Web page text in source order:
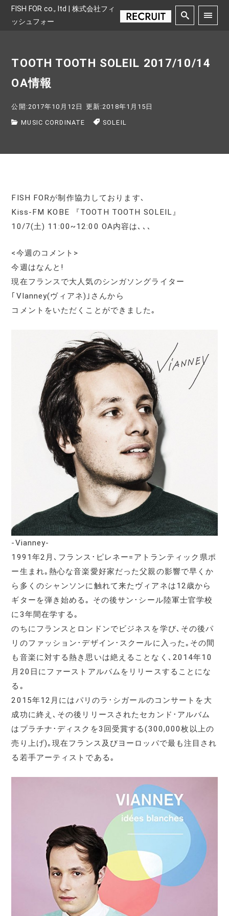
FISH FOR co., ltd | 株式会社フィ
ッシュフォー
TOOTH TOOTH SOLEIL 2017/10/14
OA情報
公開:2017年10月12日 更新:2018年1月15日
MUSIC CORDINATE SOLEIL
FISH FORが制作協力しております､
Kiss-FM KOBE 『TOOTH TOOTH SOLEIL』
10/7(土) 11:00~12:00 OA内容は､､､
<今週のコメント>
今週はなんと!
現在フランスで大人気のシンガソングライター
｢VIanney(ヴィアネ)｣さんから
コメントをいただくことができました｡
-Vianney-
1991年2月､フランス･ピレネー=アトランティック県ポ
ー生まれ｡熱心な音楽愛好家だった父親の影響で早くか
ら多くのシャンソンに触れて来たヴィアネは12歳から
ギターを弾き始める｡ その後サン･シール陸軍士官学校
に3年間在学する｡
のちにフランスとロンドンでビジネスを学び､その後パ
リのファッション･デザイン･スクールに入った｡その間
も音楽に対する熱き思いは絶えることなく､2014年10
月20日にファーストアルバムをリリースすることにな
る｡
2015年12月にはパリのラ･シガールのコンサートを大
成功に終え､その後リリースされたセカンド･アルバム
はプラチナ･ディスクを3回受賞する(300,000枚以上の
売り上げ)｡現在フランス及びヨーロッパで最も注目され
る若手アーティストである｡